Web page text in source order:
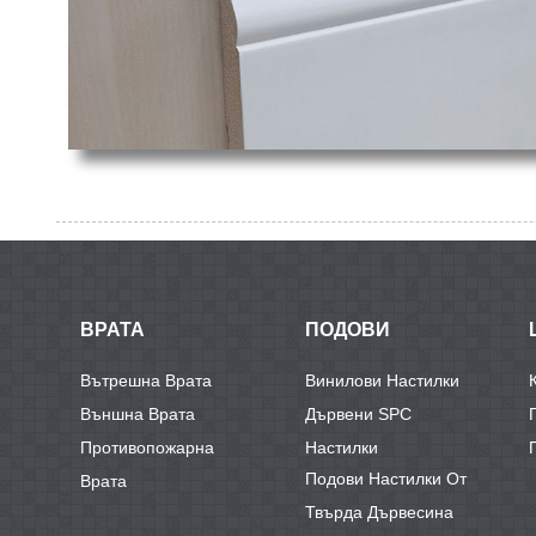
ВРАТА
Вътрешна Врата
Външна Врата
Противопожарна
Врата
ПОДОВИ
Винилови Настилки
Дървени SPC
Настилки
Подови Настилки От
Твърда Дървесина